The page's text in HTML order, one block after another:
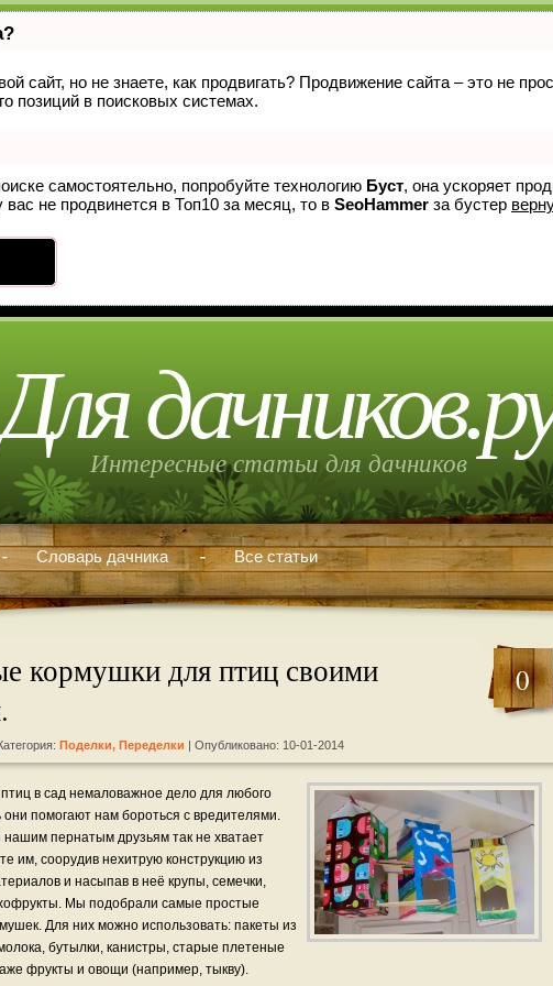
сайт, но не знаете, как продвигать? Продвижение сайта – это не
позиций в поисковых системах.
самостоятельно, попробуйте технологию Буст, она ускоряет
не продвинется в Топ10 за месяц, то в SeoHammer за бустер
Интересные статьи для дачников
Словарь дачника Все статьи
кормушки для птиц своими
0
Поделки, Переделки | Опубликовано: 10-01-2014
в сад немаловажное дело для любого
они помогают нам бороться с вредителями.
пернатым друзьям так не хватает
им, соорудив нехитрую конструкцию из
и насыпав в неё крупы, семечки,
Мы подобрали самые простые
Для них можно использовать: пакеты из
бутылки, канистры, старые плетеные
фрукты и овощи (например, тыкву).